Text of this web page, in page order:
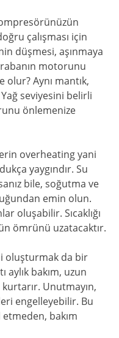
çalışması için
düşmesi, aşınmaya
motorunu
Aynı mantık,
seviyesini belirli
önlemenize
overheating yani
yaygındır. Su
bile, soğutma ve
emin olun.
oluşabilir. Sıcaklığı
ömrünü uzatacaktır.
oluşturmak da bir
aylık bakım, uzun
Unutmayın,
engelleyebilir. Bu
bakım